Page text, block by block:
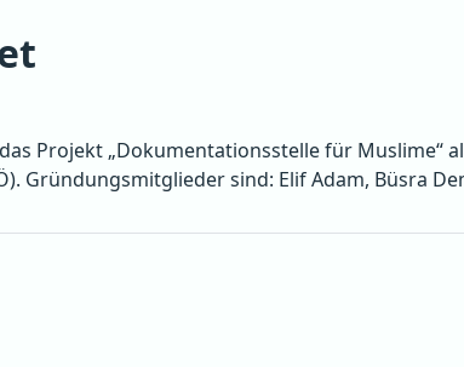
Projekt „Dokumentationsstelle für Muslime“
Gründungsmitglieder sind: Elif Adam, Büsra